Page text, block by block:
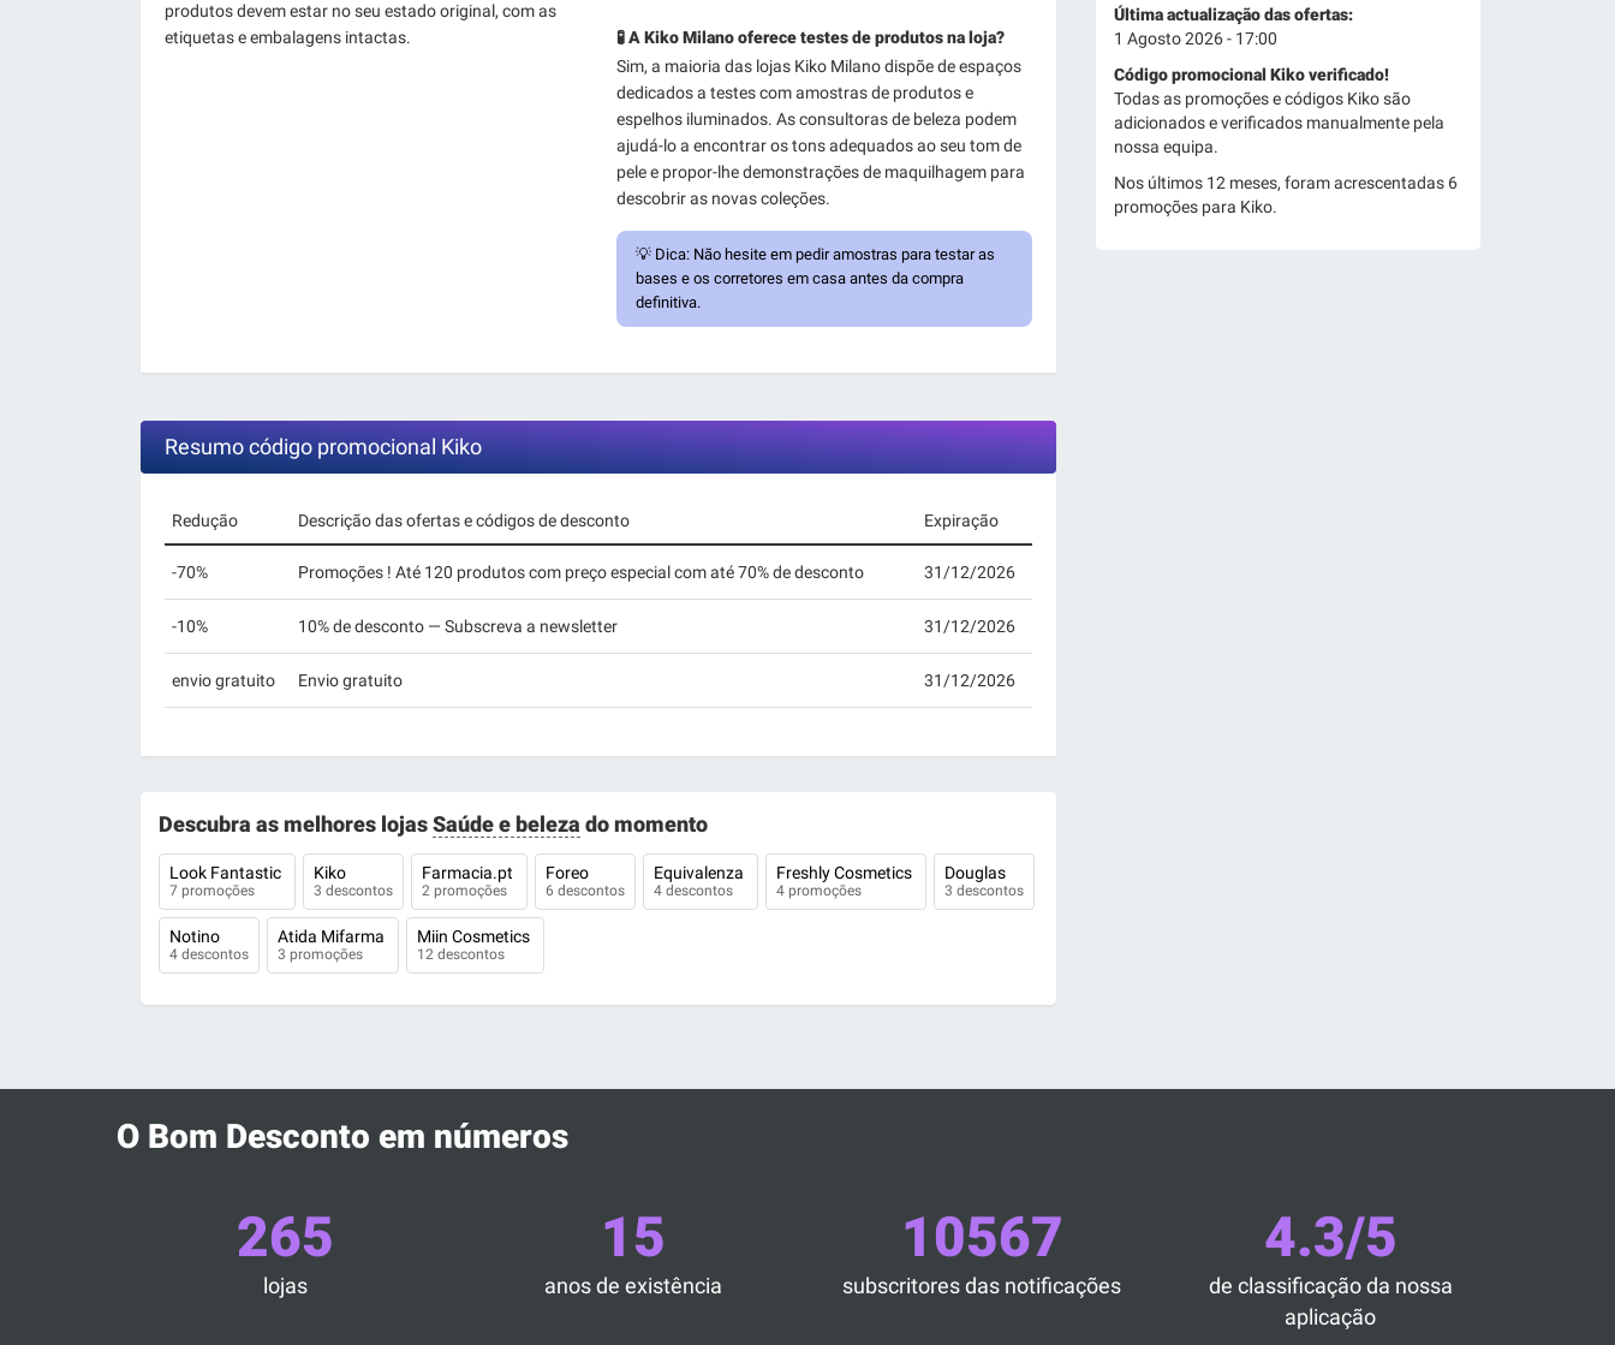
produtos devem estar no seu estado original, com as
etiquetas e embalagens intactas.
🧪 A Kiko Milano oferece testes de produtos na loja?
Sim, a maioria das lojas Kiko Milano dispõe de espaços
dedicados a testes com amostras de produtos e
espelhos iluminados. As consultoras de beleza podem
ajudá-lo a encontrar os tons adequados ao seu tom de
pele e propor-lhe demonstrações de maquilhagem para
descobrir as novas coleções.
💡 Dica: Não hesite em pedir amostras para testar as
bases e os corretores em casa antes da compra
definitiva.
Resumo código promocional Kiko
Redução Descrição das ofertas e códigos de desconto Expiração
-70% Promoções ! Até 120 produtos com preço especial com até 70% de desconto 31/12/2026
-10% 10% de desconto — Subscreva a newsletter 31/12/2026
envio gratuito Envio gratuito 31/12/2026
Descubra as melhores lojasSaúde e beleza do momento
Look Fantastic
7 promoções
Kiko
3 descontos
Farmacia.pt
2 promoções
Foreo
6 descontos
Equivalenza
4 descontos
Freshly Cosmetics
4 promoções
Douglas
3 descontos
Notino
4 descontos
Atida Mifarma
3 promoções
Miin Cosmetics
12 descontos
Última actualização das ofertas:
1 Agosto 2026 - 17:00
Código promocional Kiko verificado!
Todas as promoções e códigos Kiko são
adicionados e verificados manualmente pela
nossa equipa.
Nos últimos 12 meses, foram acrescentadas 6
promoções para Kiko.
O Bom Desconto em números
265
lojas
15
anos de existência
10567
subscritores das notificações
4.3/5
de classificação da nossa
aplicação